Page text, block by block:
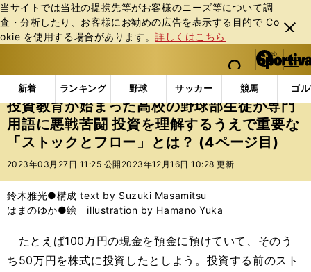
当サイトでは当社の提携先等がお客様のニーズ等について調
査・分析したり、お客様にお勧めの広告を表⽰する⽬的で Co
okie を使⽤する場合があります。詳しくはこちら
閉じ
る
web Sportiva (webスポルティーバ)
検索
マイペ
ー
ジ
メニュ
新着 ランキング 野球 サッカー 競馬 ゴ
b
ス
ポ
ル
テ
ー
バ
エンタメ その他 投資教育が始まった高校の野球部
投資教育が始まった高校の野球部生徒が専門
用語に悪戦苦闘 投資を理解するうえで重要な
「ストックとフロー」とは？ (4ページ目)
2023年03月27日 11:25 公開 2023年12月16日 10:28 更新
鈴木雅光●構成 text by Suzuki Masamitsu
はまのゆか●絵 illustration by Hamano Yuka
たとえば100万円の現金を預金に預けていて、そのう
ち50万円を株式に投資したとしよう。投資する前のスト